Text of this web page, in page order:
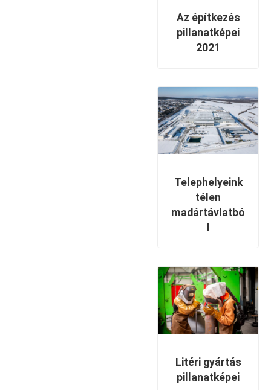
Az építkezés
pillanatképei
2021
Telephelyeink
télen
madártávlatbó
Litéri gyártás
pillanatképei